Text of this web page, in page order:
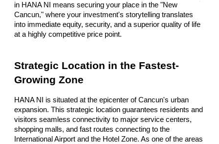
in HANA NI means securing your place in the "New
Cancun," where your investment's storytelling translates
into immediate equity, security, and a superior quality of life
at a highly competitive price point.
Strategic Location in the Fastest-
Growing Zone
HANA NI is situated at the epicenter of Cancun's urban
expansion. This strategic location guarantees residents and
visitors seamless connectivity to major service centers,
shopping malls, and fast routes connecting to the
International Airport and the Hotel Zone. As one of the areas